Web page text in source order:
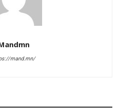
mand.mn/